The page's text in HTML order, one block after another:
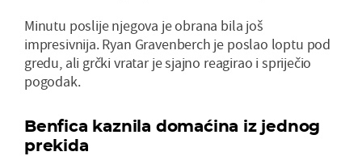
Minutu poslije njegova je obrana bila još
impresivnija. Ryan Gravenberch je poslao loptu pod
gredu, ali grčki vratar je sjajno reagirao i spriječio
pogodak.
Benfica kaznila domaćina iz jednog
prekida